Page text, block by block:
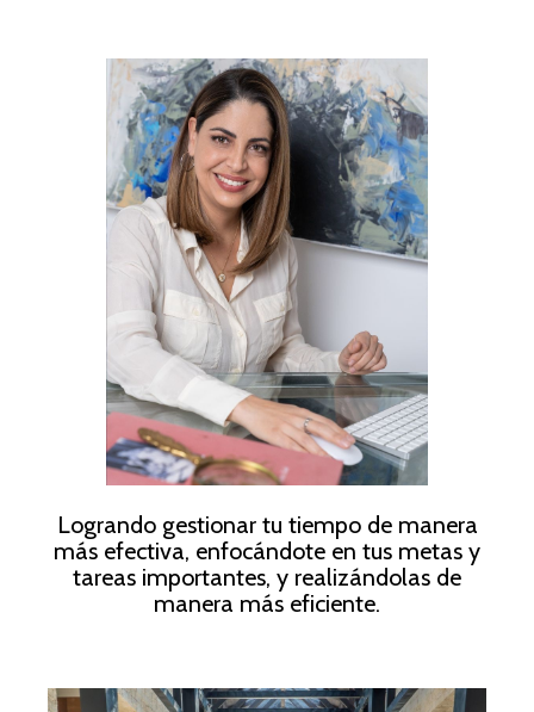
Logrando gestionar tu tiempo de manera
más efectiva, enfocándote en tus metas y
tareas importantes, y realizándolas de
manera más eficiente.